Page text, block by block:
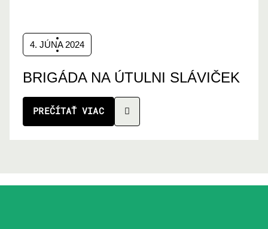
4. JÚNA 2024
BRIGÁDA NA ÚTULNI SLÁVIČEK
PREČÍTAŤ VIAC